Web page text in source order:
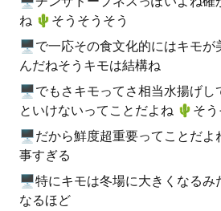
ね 🌵️そうそうそう
🖥で一応その食文化的にはキモが
んだねそうキモは結構ね
🖥でもさキモってさ相当水揚げし
といけないってことだよね 🌵️そう
🖥だから鮮度超重要ってことだよ
事すぎる
🖥特にキモは冬場に大きくなるみ
なるほど